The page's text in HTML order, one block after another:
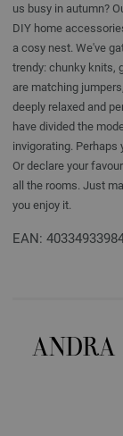
us busy in autumn?
DIY home
a cosy nest. We've
trendy: chunky knits,
are matching
deeply relaxed and
have divided the
invigorating.
Or declare your
all the rooms. Just
you enjoy it.
EAN:
ANDRA